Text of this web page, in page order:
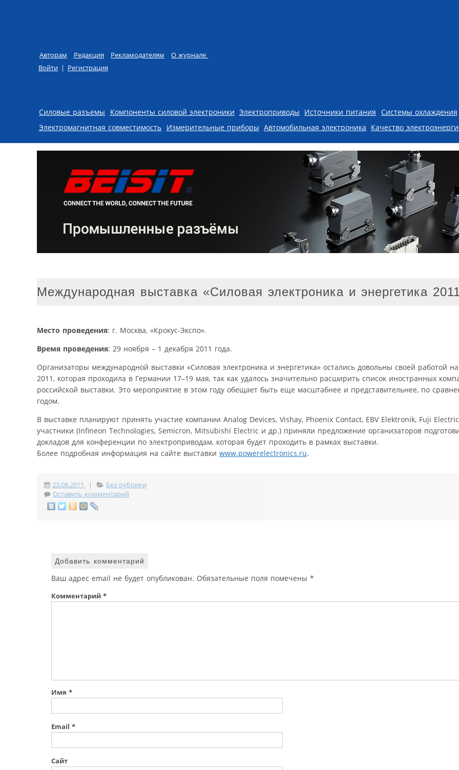
Авторам Редакция Рекламодателям
О журнале
Войти | Регистрация
Skip to content
Силовые разъемы Компоненты силовой электроники Электроприводы Источники питания Системы охлаждения
Электромагнитная совместимость Измерительные приборы Автомобильная электроника Качество
Международная выставка «Силовая электроника и энергетика
Место проведения: г. Москва, «Крокус-Экспо».
Время проведения: 29 ноября – 1 декабря 2011 года.
Организаторы международной выставки «Силовая электроника и энергетика» остались довольны своей работой
2011, которая проходила в Германии 17–19 мая, так как удалось значительно расширить список иностранных
российской выставки. Это мероприятие в этом году обещает быть еще масштабнее и представительнее, по
годом.
В выставке планируют принять участие компании Analog Devices, Vishay, Phoenix Contact, EBV Elektronik, Fuji
участники (Infineon Technologies, Semicron, Mitsubishi Electric и др.) приняли предложение организаторов
докладов для конференции по электроприводам, которая будет проходить в рамках выставки.
Более подробная информация на сайте выставки www.powerelectronics.ru.
23.08.2011 |
Без рубрики
Оставить комментарий
Добавить комментарий
Ваш адрес email не будет опубликован. Обязательные поля помечены *
Комментарий *
Имя *
Email *
Сайт